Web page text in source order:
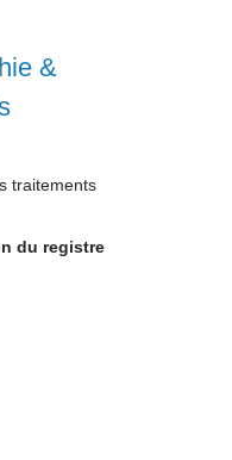
&
traitements
du registre